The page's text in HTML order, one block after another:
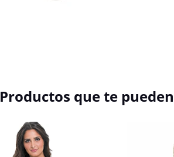
Productos que te